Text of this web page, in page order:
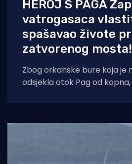
HEROJ S PAGA
vatrogasaca
spašavao živote
zatvorenog mosta!
Zbog orkanske bure koja je
odsjekla otok Pag od